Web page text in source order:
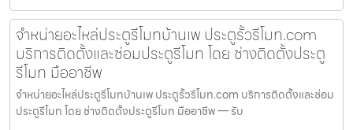
จำหน่ายอะไหล่ประตูรีโมทบ้านเพ ประตูรั้วรีโมท.com
บริการติดตั้งและซ่อมประตูรีโมท โดย ช่างติดตั้งประตู
รีโมท มืออาชีพ
จำหน่ายอะไหล่ประตูรีโมทบ้านเพ ประตูรั้วรีโมท.com บริการติดตั้งและซ่อม
ประตูรีโมท โดย ช่างติดตั้งประตูรีโมท มืออาชีพ — รับ